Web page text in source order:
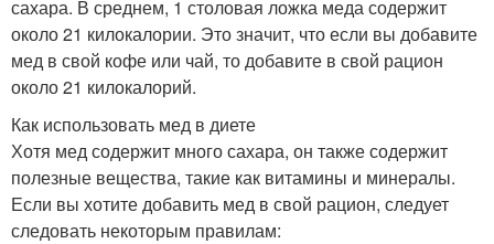
сахара. В среднем, 1 столовая ложка меда содержит
около 21 килокалории. Это значит, что если вы добавите
мед в свой кофе или чай, то добавите в свой рацион
около 21 килокалорий.
Как использовать мед в диете
Хотя мед содержит много сахара, он также содержит
полезные вещества, такие как витамины и минералы.
Если вы хотите добавить мед в свой рацион, следует
следовать некоторым правилам: